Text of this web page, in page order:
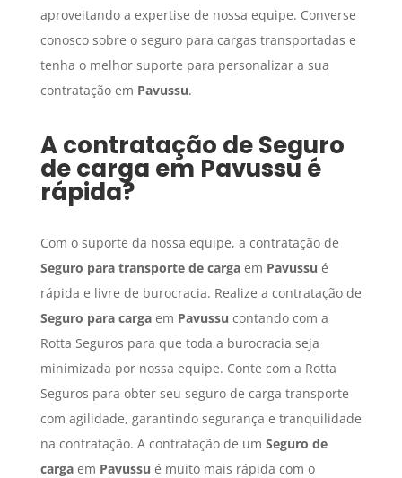
aproveitando a expertise de nossa equipe. Converse
conosco sobre o seguro para cargas transportadas e
tenha o melhor suporte para personalizar a sua
contratação em Pavussu.
A contratação deSeguro
de carga em Pavussu é
rápida?
Com o suporte da nossa equipe, a contratação de
Seguro para transporte de cargaem Pavussu é
rápida e livre de burocracia. Realize a contratação de
Seguro para cargaem Pavussu contando com a
Rotta Seguros para que toda a burocracia seja
minimizada por nossa equipe. Conte com a Rotta
Seguros para obter seu seguro de carga transporte
com agilidade, garantindo segurança e tranquilidade
na contratação. A contratação de um Seguro de
cargaem Pavussu é muito mais rápida com o